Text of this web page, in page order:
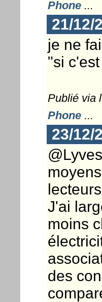
Phone...
21/12/
je ne
"si
Publié via
Phone...
23/12/
J'ai
moins
des